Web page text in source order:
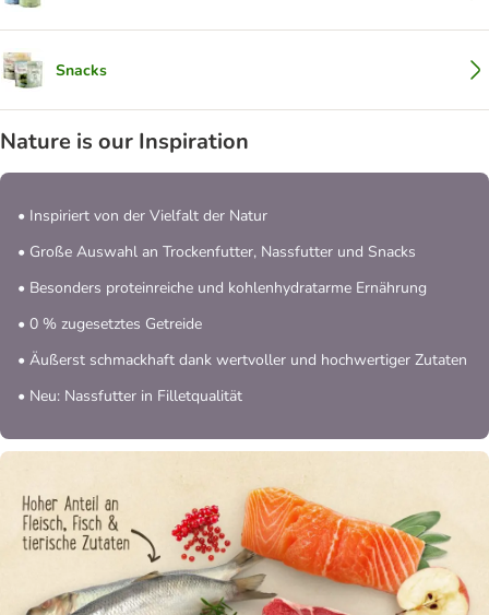
Snacks
Nature is our Inspiration
• Inspiriert von der Vielfalt der Natur
• Große Auswahl an Trockenfutter, Nassfutter und Snacks
• Besonders proteinreiche und kohlenhydratarme Ernährung
• 0 % zugesetztes Getreide
• Äußerst schmackhaft dank wertvoller und hochwertiger Zutaten
• Neu: Nassfutter in Filletqualität